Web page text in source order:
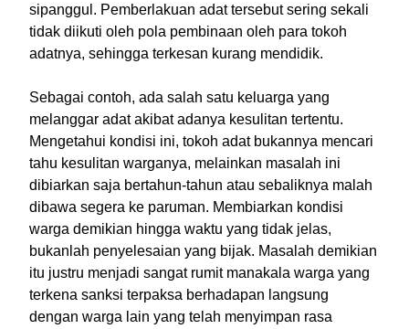
sipanggul. Pemberlakuan adat tersebut sering sekali
tidak diikuti oleh pola pembinaan oleh para tokoh
adatnya, sehingga terkesan kurang mendidik.
Sebagai contoh, ada salah satu keluarga yang
melanggar adat akibat adanya kesulitan tertentu.
Mengetahui kondisi ini, tokoh adat bukannya mencari
tahu kesulitan warganya, melainkan masalah ini
dibiarkan saja bertahun-tahun atau sebaliknya malah
dibawa segera ke paruman. Membiarkan kondisi
warga demikian hingga waktu yang tidak jelas,
bukanlah penyelesaian yang bijak. Masalah demikian
itu justru menjadi sangat rumit manakala warga yang
terkena sanksi terpaksa berhadapan langsung
dengan warga lain yang telah menyimpan rasa